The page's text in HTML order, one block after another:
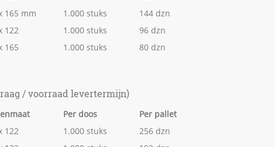
165 mm 1.000 stuks
144 dzn
122 1.000 stuks
96 dzn
165 1.000 stuks 80 dzn
/ voorraad levertermijn)
Per doos
Per pallet
122 1.000 stuks
256 dzn